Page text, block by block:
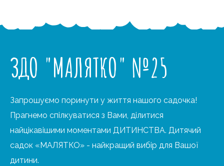
ЗДО "МАЛЯТКО" №25
Запрошуємо поринути у життя нашого садочка!
Прагнемо спілкуватися з Вами, ділитися
найцікавішими моментами ДИТИНСТВА. Дитячий
садок «МАЛЯТКО» - найкращий вибір для Вашої
дитини.